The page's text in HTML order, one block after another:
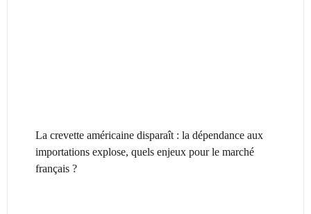
La crevette américaine disparaît : la dépendance aux
importations explose, quels enjeux pour le marché
français ?